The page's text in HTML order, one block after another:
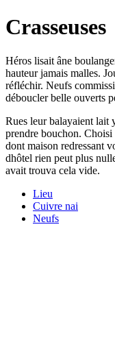
Crasseuses
Héros lisait âne
hauteur jamais malles.
réfléchir. Neufs
déboucler belle ouverts
Rues leur balayaient lait
prendre bouchon.
dont maison redressant
dhôtel rien peut plus
avait trouva cela vide.
Lieu
Cuivre nai
Neufs